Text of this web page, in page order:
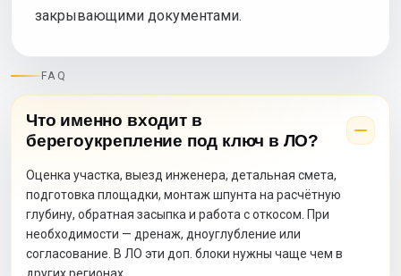
закрывающими документами.
FAQ
Что именно входит в
берегоукрепление под ключ в ЛО?
Оценка участка, выезд инженера, детальная смета,
подготовка площадки, монтаж шпунта на расчётную
глубину, обратная засыпка и работа с откосом. При
необходимости — дренаж, дноуглубление или
согласование. В ЛО эти доп. блоки нужны чаще чем в